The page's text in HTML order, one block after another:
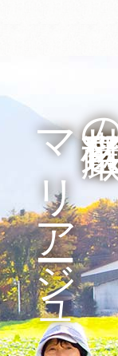
厳選素
マリアージュ